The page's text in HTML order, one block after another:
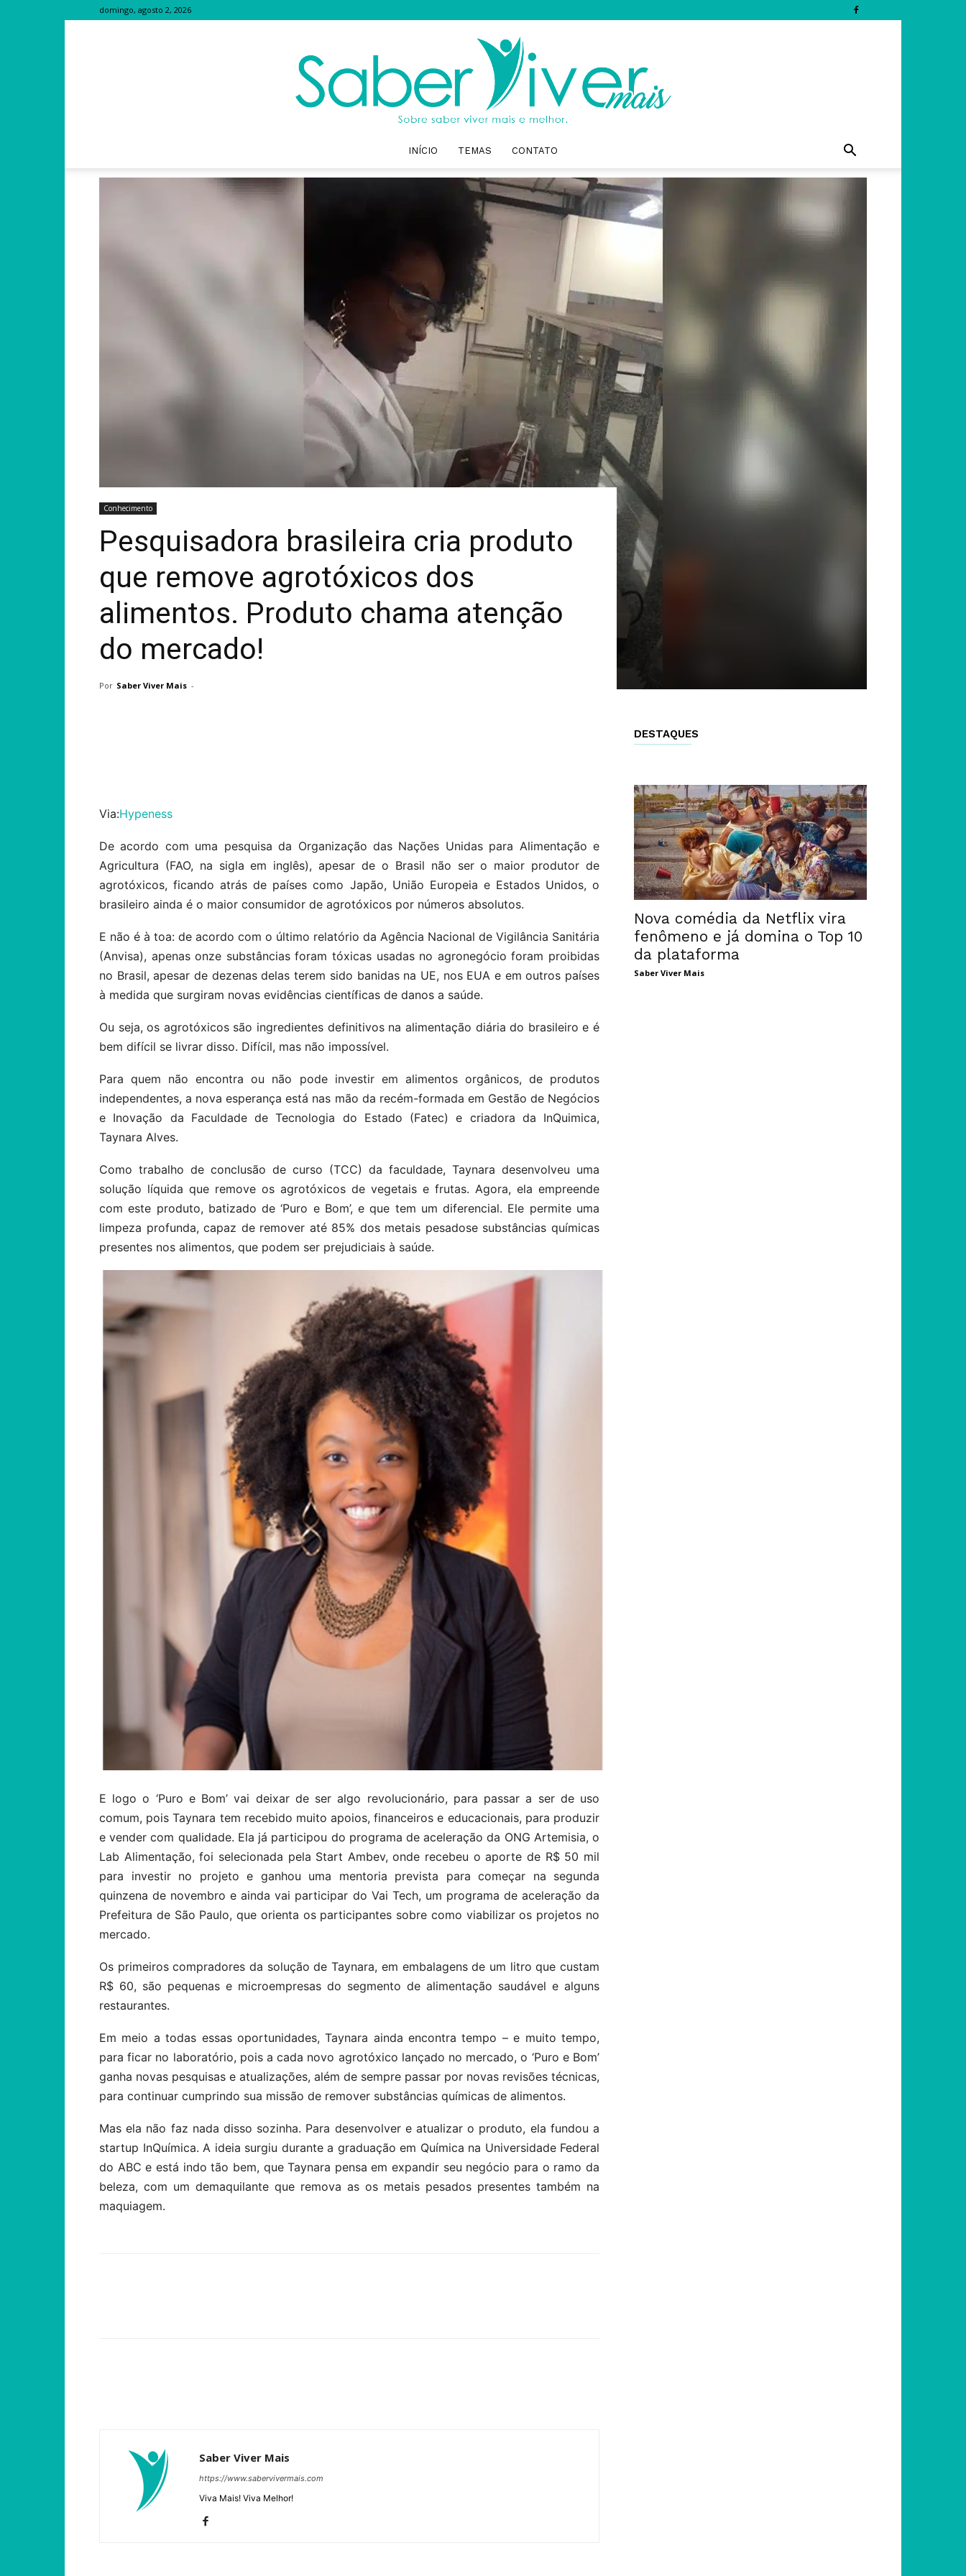
domingo, agosto 2, 2026
Saber
Viver
INÍCIO TEMAS CONTATO
Conhecimento
Pesquisadora brasileira cria produto
que remove agrotóxicos dos
alimentos. Produto chama atenção
do mercado!
Por Saber Viver Mais -
Via:Hypeness
De acordo com uma pesquisa da Organização das Nações Unidas para Alimentação e
Agricultura (FAO, na sigla em inglês), apesar de o Brasil não ser o maior produtor de
agrotóxicos, ficando atrás de países como Japão, União Europeia e Estados Unidos, o
brasileiro ainda é o maior consumidor de agrotóxicos por números absolutos.
E não é à toa: de acordo com o último relatório da Agência Nacional de Vigilância Sanitária
(Anvisa), apenas onze substâncias foram tóxicas usadas no agronegócio foram proibidas
no Brasil, apesar de dezenas delas terem sido banidas na UE, nos EUA e em outros países
à medida que surgiram novas evidências científicas de danos a saúde.
Ou seja, os agrotóxicos são ingredientes definitivos na alimentação diária do brasileiro e é
bem difícil se livrar disso. Difícil, mas não impossível.
Para quem não encontra ou não pode investir em alimentos orgânicos, de produtos
independentes, a nova esperança está nas mão da recém-formada em Gestão de Negócios
e Inovação da Faculdade de Tecnologia do Estado (Fatec) e criadora da InQuimica,
Taynara Alves.
Como trabalho de conclusão de curso (TCC) da faculdade, Taynara desenvolveu uma
solução líquida que remove os agrotóxicos de vegetais e frutas. Agora, ela empreende
com este produto, batizado de ‘Puro e Bom’, e que tem um diferencial. Ele permite uma
limpeza profunda, capaz de remover até 85% dos metais pesadose substâncias químicas
presentes nos alimentos, que podem ser prejudiciais à saúde.
E logo o ‘Puro e Bom’ vai deixar de ser algo revolucionário, para passar a ser de uso
comum, pois Taynara tem recebido muito apoios, financeiros e educacionais, para produzir
e vender com qualidade. Ela já participou do programa de aceleração da ONG Artemisia, o
Lab Alimentação, foi selecionada pela Start Ambev, onde recebeu o aporte de R$ 50 mil
para investir no projeto e ganhou uma mentoria prevista para começar na segunda
quinzena de novembro e ainda vai participar do Vai Tech, um programa de aceleração da
Prefeitura de São Paulo, que orienta os participantes sobre como viabilizar os projetos no
mercado.
Os primeiros compradores da solução de Taynara, em embalagens de um litro que custam
R$ 60, são pequenas e microempresas do segmento de alimentação saudável e alguns
restaurantes.
Em meio a todas essas oportunidades, Taynara ainda encontra tempo – e muito tempo,
para ficar no laboratório, pois a cada novo agrotóxico lançado no mercado, o ‘Puro e Bom’
ganha novas pesquisas e atualizações, além de sempre passar por novas revisões técnicas,
para continuar cumprindo sua missão de remover substâncias químicas de alimentos.
Mas ela não faz nada disso sozinha. Para desenvolver e atualizar o produto, ela fundou a
startup InQuímica. A ideia surgiu durante a graduação em Química na Universidade Federal
do ABC e está indo tão bem, que Taynara pensa em expandir seu negócio para o ramo da
beleza, com um demaquilante que remova as os metais pesados presentes também na
maquiagem.
Saber Viver Mais
https://www.sabervivermais.com
Viva Mais! Viva Melhor!
DESTAQUES
Nova comédia da Netflix vira
fenômeno e já domina o Top 10
da plataforma
Saber Viver Mais